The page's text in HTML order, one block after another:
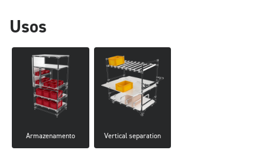
Usos
Armazenamento Vertical separation